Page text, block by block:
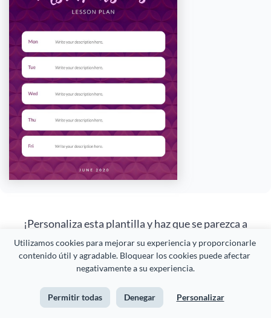
Utilizamos cookies para mejorar su experiencia y proporcionarle
contenido útil y agradable. Bloquear los cookies puede afectar
negativamente a su experiencia.
Permitir todas Denegar Personalizar
¡Personaliza esta plantilla y haz que se parezca a
ti!